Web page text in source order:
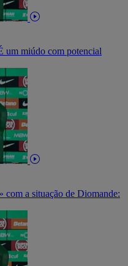
um miúdo com potencial
com a situação de Diomande: